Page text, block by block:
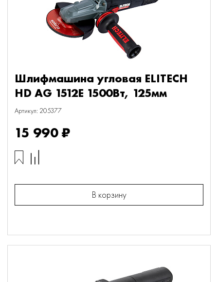
Шлифмашина угловая ELITECH
HD AG 1512E 1500Вт, 125мм
Артикул: 205377
15 990 ₽
В корзину